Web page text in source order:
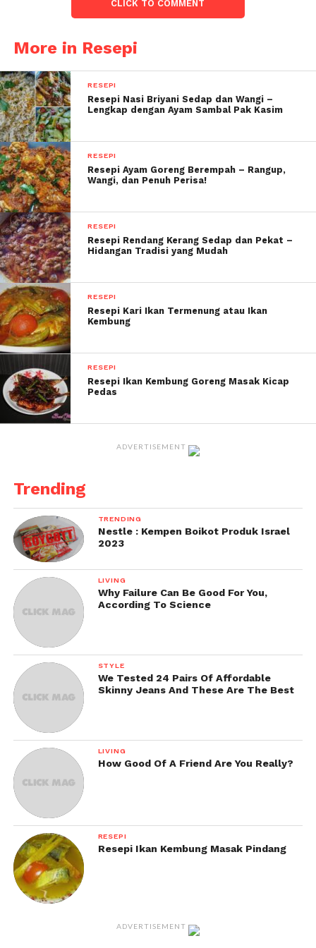
Untuk kerang masukkan semua bahan kedalam periuk
dan rebus hingga kerang masak. Jika kerang dah
terbuka. Dah masak la tu.
Untuk sos pula campurkan semua bahan dan kacau
sebati.
Selamat mencuba.
CLICK TO COMMENT
More in Resepi
RESEPI
Resepi Nasi Briyani Sedap dan Wangi –
Lengkap dengan Ayam Sambal Pak Kasim
RESEPI
Resepi Ayam Goreng Berempah – Rangup,
Wangi, dan Penuh Perisa!
RESEPI
Resepi Rendang Kerang Sedap dan Pekat –
Hidangan Tradisi yang Mudah
RESEPI
Resepi Kari Ikan Termenung atau Ikan
Kembung
RESEPI
Resepi Ikan Kembung Goreng Masak Kicap
Pedas
ADVERTISEMENT
Trending
TRENDING
Nestle : Kempen Boikot Produk Israel
2023
LIVING
Why Failure Can Be Good For You,
According To Science
STYLE
We Tested 24 Pairs Of Affordable
Skinny Jeans And These Are The Best
LIVING
How Good Of A Friend Are You Really?
RESEPI
Resepi Ikan Kembung Masak Pindang
ADVERTISEMENT